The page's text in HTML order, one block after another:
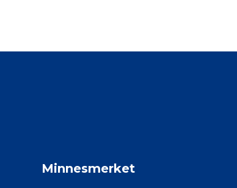
Minnesmerket